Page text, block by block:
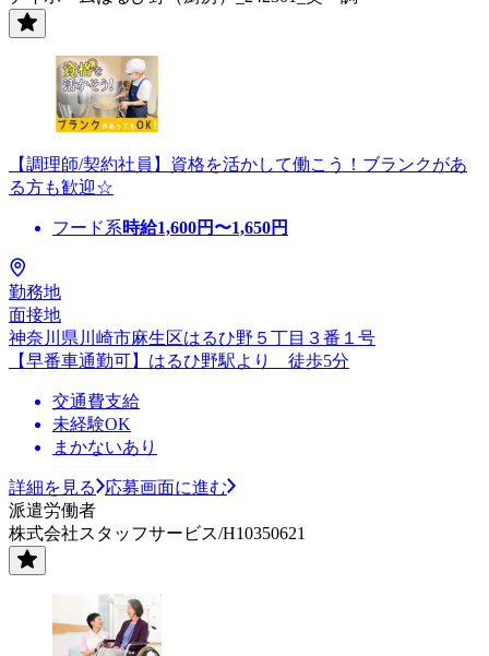
【調理師/契約社員】資格を活かして働こう！ブランクがあ
る方も歓迎☆
フード系時給1,600円〜1,650円
勤務地
面接地
神奈川県川崎市麻生区はるひ野５丁目３番１号
【早番車通勤可】はるひ野駅より 徒歩5分
交通費支給
未経験OK
まかないあり
詳細を見る
応募画面に進む
派遣労働者
株式会社スタッフサービス/H10350621